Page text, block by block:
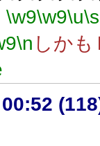
\w9\w9\u
\n しか